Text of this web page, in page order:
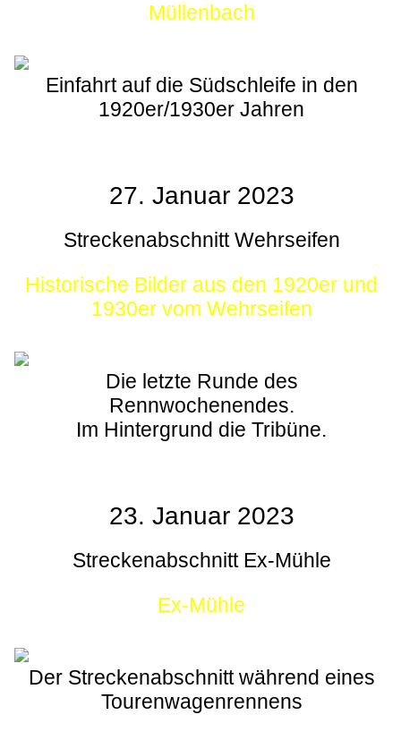
Müllenbach
Einfahrt auf die Südschleife in den
1920er/1930er Jahren
27. Januar 2023
Streckenabschnitt Wehrseifen
Historische Bilder aus den 1920er und
1930er vom Wehrseifen
Die letzte Runde des
Rennwochenendes.
Im Hintergrund die Tribüne.
23. Januar 2023
Streckenabschnitt Ex-Mühle
Ex-Mühle
Der Streckenabschnitt während eines
Tourenwagenrennens